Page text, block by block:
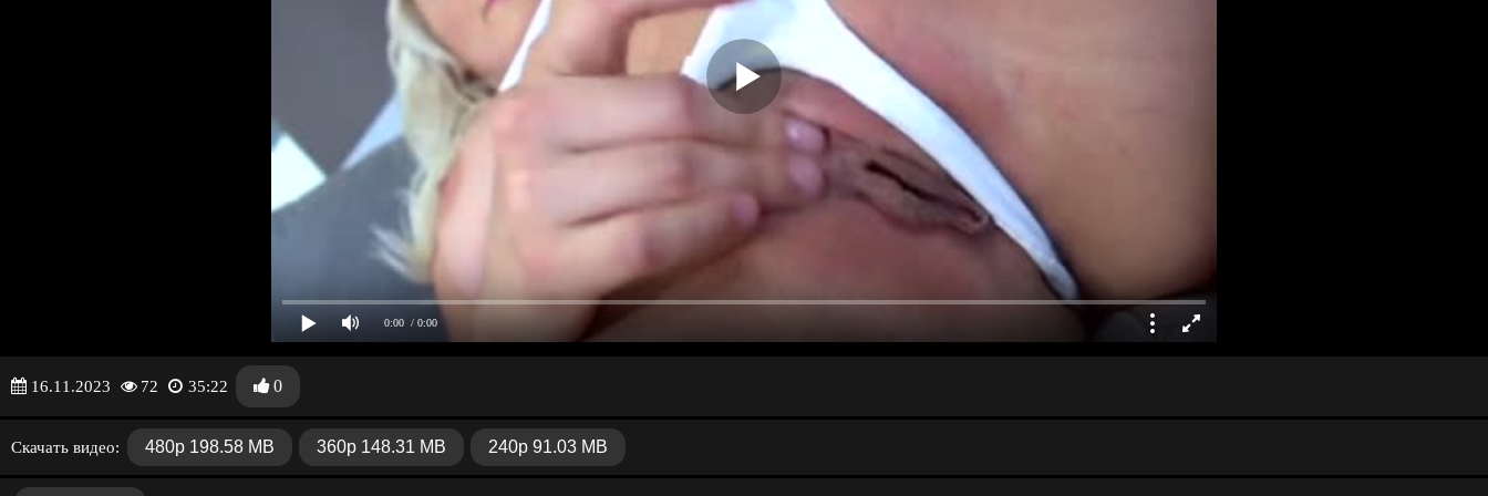
0:00 / 0:00
16.11.2023 72 35:22 0
Скачать видео: 480p 198.58 MB 360p 148.31 MB 240p 91.03 MB